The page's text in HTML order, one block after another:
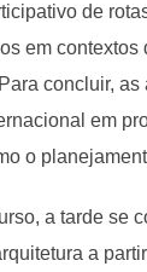
de
em
concluir, as
em
o
a tarde se
a